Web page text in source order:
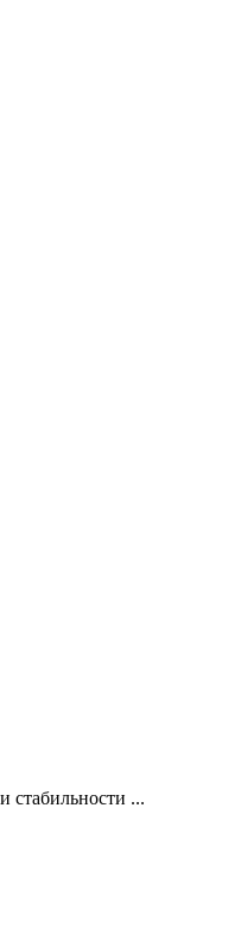
стабильности ...